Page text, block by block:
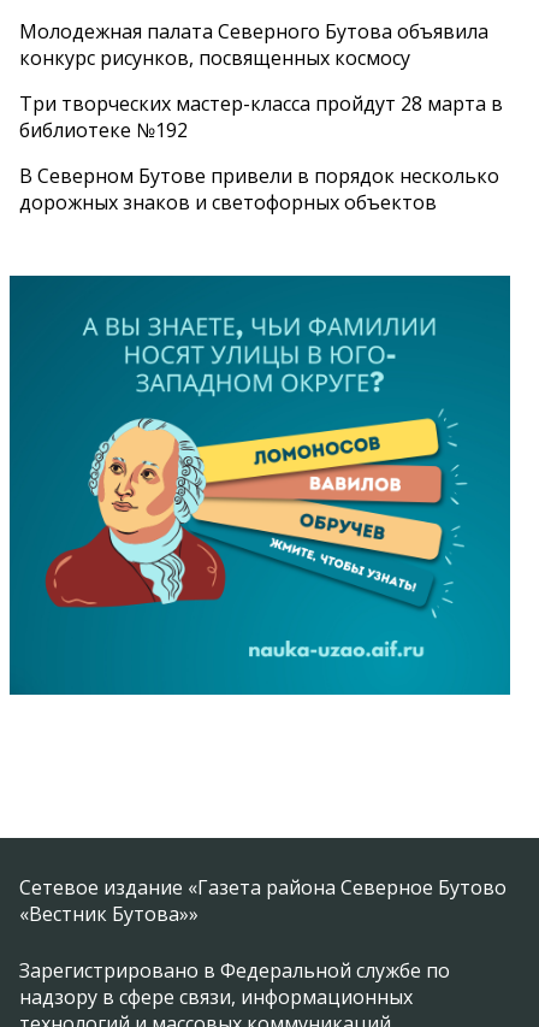
Молодежная палата Северного Бутова объявила
конкурс рисунков, посвященных космосу
Три творческих мастер-класса пройдут 28 марта в
библиотеке №192
В Северном Бутове привели в порядок несколько
дорожных знаков и светофорных объектов
Сетевое издание «Газета района Северное Бутово
«Вестник Бутова»»
Зарегистрировано в Федеральной службе по
надзору в сфере связи, информационных